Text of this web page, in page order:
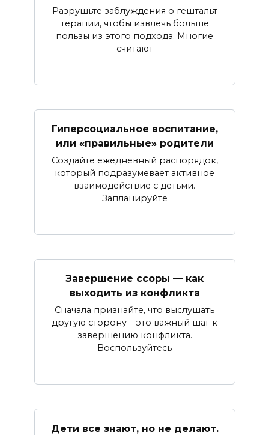
Разрушьте заблуждения о гештальт
терапии, чтобы извлечь больше
пользы из этого подхода. Многие
считают
Гиперсоциальное воспитание,
или «правильные» родители
Создайте ежедневный распорядок,
который подразумевает активное
взаимодействие с детьми.
Запланируйте
Завершение ссоры — как
выходить из конфликта
Сначала признайте, что выслушать
другую сторону – это важный шаг к
завершению конфликта.
Воспользуйтесь
Дети все знают, но не делают.